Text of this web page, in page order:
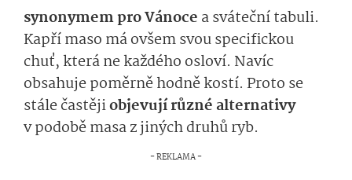
synonymem pro Vánoce a sváteční tabuli.
Kapří maso má ovšem svou specifickou
chuť, která ne každého osloví. Navíc
obsahuje poměrně hodně kostí. Proto se
stále častějiobjevují různé alternativy
v podobě masa z jiných druhů ryb.